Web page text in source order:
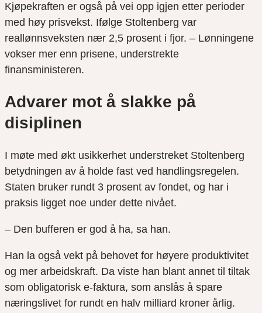
Kjøpekraften er også på vei opp igjen etter perioder
med høy prisvekst. Ifølge Stoltenberg var
reallønnsveksten nær 2,5 prosent i fjor. – Lønningene
vokser mer enn prisene, understrekte
finansministeren.
Advarer mot å slakke på
disiplinen
I møte med økt usikkerhet understreket Stoltenberg
betydningen av å holde fast ved handlingsregelen.
Staten bruker rundt 3 prosent av fondet, og har i
praksis ligget noe under dette nivået.
– Den bufferen er god å ha, sa han.
Han la også vekt på behovet for høyere produktivitet
og mer arbeidskraft. Da viste han blant annet til tiltak
som obligatorisk e-faktura, som anslås å spare
næringslivet for rundt en halv milliard kroner årlig.